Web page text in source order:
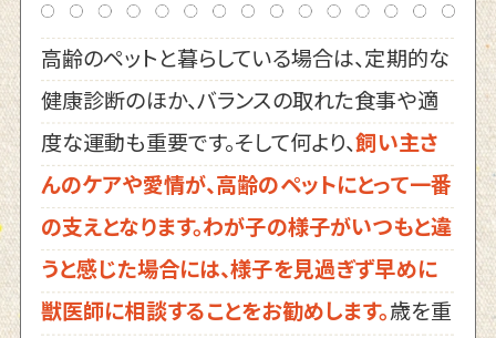
高齢のペットと暮らしている場合は、定期的な
健康診断のほか、バランスの取れた食事や適
度な運動も重要です。そして何より、飼い主さ
んのケアや愛情が、高齢のペットにとって一番
の支えとなります。わが子の様子がいつもと違
うと感じた場合には、様子を見過ぎず早めに
獣医師に相談することをお勧めします。歳を重